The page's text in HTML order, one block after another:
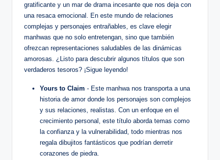
gratificante y un​ mar de drama ‍incesante que nos deja con
una resaca emocional. En este mundo de relaciones
complejas y personajes entrañables, es clave elegir
‌manhwas que no solo entretengan, sino‌ que también
ofrezcan representaciones saludables de las dinámicas
amorosas. ¿Listo para descubrir algunos títulos que son
verdaderos tesoros? ¡Sigue leyendo!
Yours to Claim -​ Este manhwa nos transporta a una ​
historia de amor donde los ⁢personajes son complejos
y sus relaciones, realistas. Con un ‍enfoque en el
crecimiento ⁢personal, este título ​aborda temas como
la confianza y la vulnerabilidad, todo mientras nos
regala dibujitos fantásticos que podrían derretir
corazones de piedra.